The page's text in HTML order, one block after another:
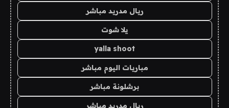
ريال مدريد مباشر
يلا شوت
yalla shoot
مباريات اليوم مباشر
برشلونة مباشر
ريال مدريد مباشر